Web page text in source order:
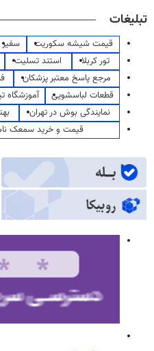
تبلیغات
قیمت شیشه سکوریت سفیر
تور کربلا
استند تسلیت
مرجع پاسخ معتبر پزشکان
قطعات لباسشویی
آموزشگاه
نمایندگی بوش در تهران
قیمت و خرید سمعک